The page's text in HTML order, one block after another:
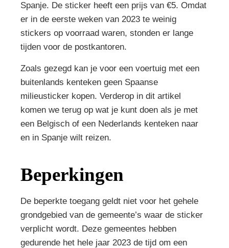
Spanje. De sticker heeft een prijs van €5. Omdat
er in de eerste weken van 2023 te weinig
stickers op voorraad waren, stonden er lange
tijden voor de postkantoren.
Zoals gezegd kan je voor een voertuig met een
buitenlands kenteken geen Spaanse
milieusticker kopen. Verderop in dit artikel
komen we terug op wat je kunt doen als je met
een Belgisch of een Nederlands kenteken naar
en in Spanje wilt reizen.
Beperkingen
De beperkte toegang geldt niet voor het gehele
grondgebied van de gemeente’s waar de sticker
verplicht wordt. Deze gemeentes hebben
gedurende het hele jaar 2023 de tijd om een